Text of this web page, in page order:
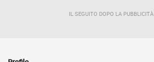
IL SEGUITO DOPO LA PUBBLICITÀ